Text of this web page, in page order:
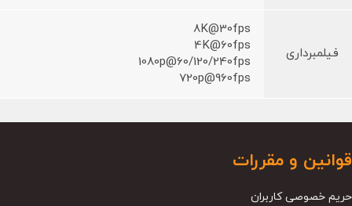
فیلمبرداری
8K@30fps
4K@60fps
1080p@60/120/240fps
720p@960fps
قوانین و مقررات
حریم خصوصی کاربران